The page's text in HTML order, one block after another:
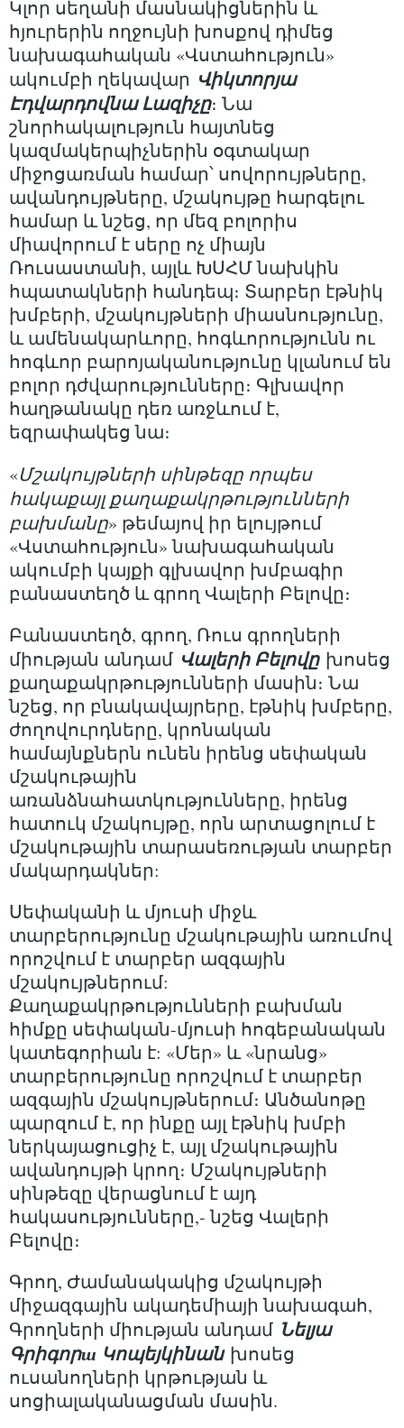
Կլոր սեղանի մասնակիցներին և
հյուրերին ողջույնի խոսքով դիմեց
նախագահական «Վստահություն»
ակումբի ղեկավար Վիկտորյա
Էդվարդովնա Լազիչը։ Նա
շնորհակալություն հայտնեց
կազմակերպիչներին օգտակար
միջոցառման համար՝ սովորույթները,
ավանդույթները, մշակույթը հարգելու
համար և նշեց, որ մեզ բոլորիս
միավորում է սերը ոչ միայն
Ռուսաստանի, այլև ԽՍՀՄ նախկին
հպատակների հանդեպ։ Տարբեր էթնիկ
խմբերի, մշակույթների միասնությունը,
և ամենակարևորը, հոգևորությունն ու
հոգևոր բարոյականությունը կլանում են
բոլոր դժվարությունները։ Գլխավոր
հաղթանակը դեռ առջևում է,
եզրափակեց նա։
«Մշակույթների սինթեզը որպես
հակաքայլ քաղաքակրթությունների
բախմանը» թեմայով իր ելույթում
«Վստահություն» նախագահական
ակումբի կայքի գլխավոր խմբագիր
բանաստեղծ և գրող Վալերի Բելովը։
Բանաստեղծ, գրող, Ռուս գրողների
միության անդամ Վալերի Բելովըխոսեց
քաղաքակրթությունների մասին։ Նա
նշեց, որ բնակավայրերը, էթնիկ խմբերը,
ժողովուրդները, կրոնական
համայնքներն ունեն իրենց սեփական
մշակութային
առանձնահատկությունները, իրենց
հատուկ մշակույթը, որն արտացոլում է
մշակութային տարասեռության տարբեր
մակարդակներ:
Սեփականի և մյուսի միջև
տարբերությունը մշակութային առումով
որոշվում է տարբեր ազգային
մշակույթներում:
Քաղաքակրթությունների բախման
հիմքը սեփական-մյուսի հոգեբանական
կատեգորիան է: «Մեր» և «նրանց»
տարբերությունը որոշվում է տարբեր
ազգային մշակույթներում։ Անծանոթը
պարզում է, որ ինքը այլ էթնիկ խմբի
ներկայացուցիչ է, այլ մշակութային
ավանդույթի կրող։ Մշակույթների
սինթեզը վերացնում է այդ
հակասությունները,- նշեց Վալերի
Բելովը։
Գրող, Ժամանակակից մշակույթի
միջազգային ակադեմիայի նախագահ,
Գրողների միության անդամ Նելյա
Գրիգորш Կոպեյկինանխոսեց
ուսանողների կրթության և
սոցիալականացման մասին.